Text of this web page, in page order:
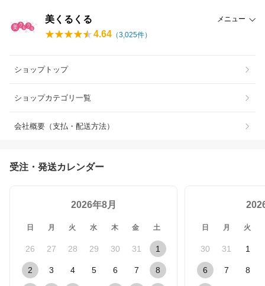
美くるくる メニュー
4.64 （3,025件）
ショップトップ
ショップカテゴリ一覧
会社概要（支払・配送方法）
受注・発送カレンダー
2026年8月
日 月 火 水 木 金 土
26 27 28 29 30 31 1
2 3 4 5 6 7 8
日 月 火
30 31 1
6 7 8